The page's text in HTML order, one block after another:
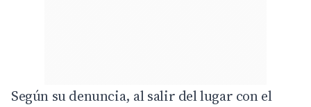
Según su denuncia, al salir del lugar con el